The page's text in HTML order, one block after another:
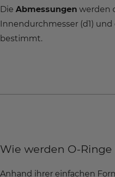
Die Abmessungen werden
Innendurchmesser (d1)
bestimmt.
Wie werden O-
Anhand ihrer einfachen